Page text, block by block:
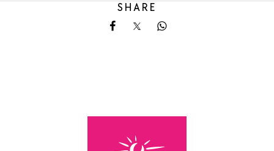
SHARE
Share on Facebook
Share on XShare on Whatsapp